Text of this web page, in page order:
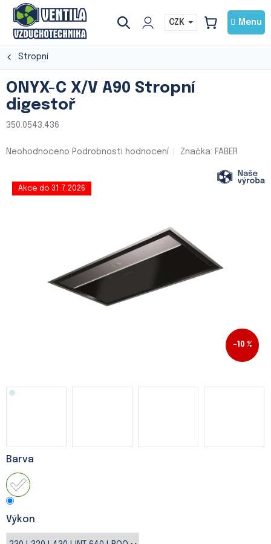
Přejít
obsah
CZK
NÁKUPNÍ
Stropní
ONYX-C X/V A90 Stropní
digestoř
350.0543.436
Průměrné
0,0
Neohodnoceno Podrobnosti hodnocení Značka: FABER
–10 %
Akce do 31.7.2026
Barva
Výkon